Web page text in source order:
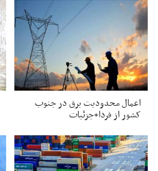
اعمال محدودیت برق در جنوب
کشور از فردا+جزئیات